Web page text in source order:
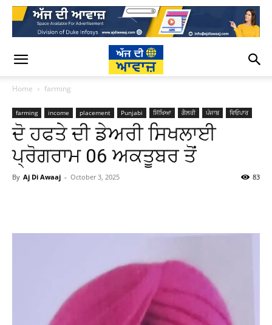
Home farming
farming income placement Punjabi ਸਿੱਖਿਆ ਗੈਲਰੀ ਪੰਜਾਬ ਵਿਓਪਾਰ
ਦੋ ਹਫਤੇ ਦੀ ਡੇਅਰੀ ਸਿਖਲਾਈ
ਪ੍ਰੋਗਰਾਮ 06 ਅਕਤੂਬਰ ਤੋਂ
By Aj Di Awaaj - October 3, 2025 83